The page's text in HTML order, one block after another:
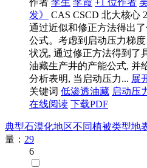
作者 李生 李霞 +1 位作者
发》
CAS CSCD 北大核心
通过近似和修正方法得出
公式。考虑到启动压力梯
状况, 通过修正方法得到了
油藏生产井的产能公式, 并
分析表明, 当启动压力... 展
关键词 低渗透油藏 启动压
在线阅读 下载PDF
典型石漠化地区不同植被类型地
量： 29
6